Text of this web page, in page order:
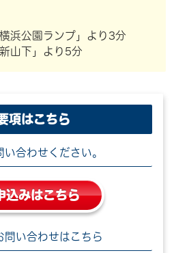
公園ランプ」より3分
下」より5分
項はこちら
合わせください。
込みはこちら
問い合わせはこちら